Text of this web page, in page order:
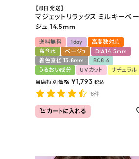
【即日発送】
マジェットリラックス ミルキーベー
ジュ 14.5mm
送料無料 1day
高度数対応
高含水
ベージュ
DIA14.5mm
着色直径 13.8mm
BC8.6
うるおい成分
UVカット
ナチュラル
当店特別価格 ¥1,793 税込
8件
カートに入れる